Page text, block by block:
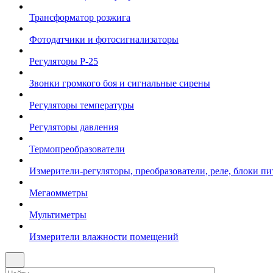
Трансформатор розжига
Фотодатчики и фотосигнализаторы
Регуляторы Р-25
Звонки громкого боя и сигнальные сирены
Регуляторы температуры
Регуляторы давления
Термопреобразователи
Измерители-регуляторы, преобразователи, реле, блоки
Мегаомметры
Мультиметры
Измерители влажности помещений